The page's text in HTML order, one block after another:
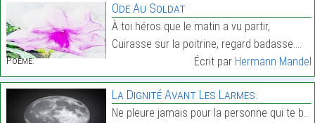
Poème:
Ode Au Soldat
À toi héros que le matin a vu partir,
Cuirasse sur la poitrine, regard badasse.…
Écrit par Hermann Mandel
La Dignité Avant Les Larmes.
Ne pleure jamais pour la personne qui te blesse,